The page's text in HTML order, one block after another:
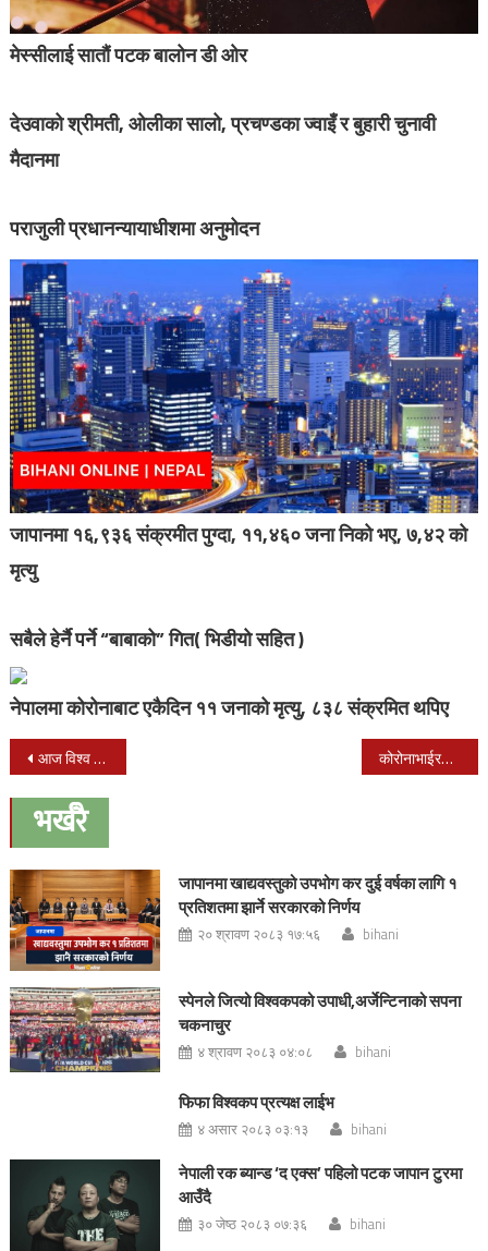
मेस्सीलाई सातौं पटक बालोन डी ओर
देउवाको श्रीमती, ओलीका सालो, प्रचण्डका ज्वाइँ र बुहारी चुनावी
मैदानमा
पराजुली प्रधानन्यायाधीशमा अनुमोदन
जापानमा १६,९३६ संक्रमीत पुग्दा, ११,४६० जना निको भए, ७,४२ को
मृत्यु
सबैले हेर्नै पर्ने “बाबाको” गित( भिडीयो सहित )
नेपालमा कोरोनाबाट एकैदिन ११ जनाको मृत्यु, ८३८ संक्रमित थपिए
Post
navigation
आज विश्व रेडियो दिवस ! कोरोनाभाईरस संक्रमण- चीनको हुबे प्रान्तमा एकै दिन २४२ को मृत्यु
भर्खरै
जापानमा खाद्यवस्तुको उपभोग कर दुई वर्षका लागि १
प्रतिशतमा झार्ने सरकारको निर्णय
२० श्रावण २०८३ १७:५६ bihani
स्पेनले जित्यो विश्वकपको उपाधी,अर्जेन्टिनाको सपना
चकनाचुर
४ श्रावण २०८३ ०४:०८ bihani
फिफा विश्वकप प्रत्यक्ष लाईभ
४ असार २०८३ ०३:१३ bihani
नेपाली रक ब्यान्ड ‘द एक्स’ पहिलो पटक जापान टुरमा
आउँदै
३० जेष्ठ २०८३ ०७:३६ bihani